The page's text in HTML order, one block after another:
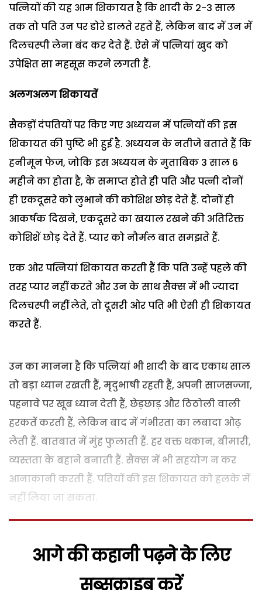
पत्नियों की यह आम शिकायत है कि शादी के 2-3 साल
तक तो पति उन पर डोरे डालते रहते हैं, लेकिन बाद में उन में
दिलचस्पी लेना बंद कर देते हैं. ऐसे में पत्नियां खुद को
उपेक्षित सा महसूस करने लगती हैं.
अलगअलग शिकायतें
सैकड़ों दंपतियों पर किए गए अध्ययन में पत्नियों की इस
शिकायत की पुष्टि भी हुई है. अध्ययन के नतीजे बताते हैं कि
हनीमून फेज, जोकि इस अध्ययन के मुताबिक 3 साल 6
महीने का होता है, के समाप्त होते ही पति और पत्नी दोनों
ही एकदूसरे को लुभाने की कोशिश छोड़ देते हैं. दोनों ही
आकर्षक दिखने, एकदूसरे का खयाल रखने की अतिरिक्त
कोशिशें छोड़ देते हैं. प्यार को नौर्मल बात समझते हैं.
एक ओर पत्नियां शिकायत करती हैं कि पति उन्हें पहले की
तरह प्यार नहीं करते और उन के साथ सैक्स में भी ज्यादा
दिलचस्पी नहीं लेते, तो दूसरी ओर पति भी ऐसी ही शिकायत
करते हैं.
उन का मानना है कि पत्नियां भी शादी के बाद एकाध साल
तो बड़ा ध्यान रखती हैं, मृदुभाषी रहती हैं, अपनी साजसज्जा,
पहनावे पर खूब ध्यान देती हैं, छेड़छाड़ और ठिठोली वाली
हरकतें करती हैं, लेकिन बाद में गंभीरता का लबादा ओढ़
लेती हैं. बातबात में मुंह फुलाती हैं. हर वक्त थकान, बीमारी,
व्यस्तता के बहाने बनाती हैं. सैक्स में भी सहयोग न कर
आनाकानी करती हैं. पतियों की इस शिकायत को हलके में
नहीं लिया जा सकता.
आगे की कहानी पढ़ने के लिए
सब्सक्राइब करें